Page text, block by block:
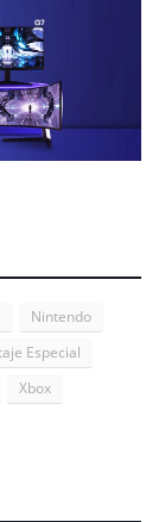
Nintendo
Especial
Xbox